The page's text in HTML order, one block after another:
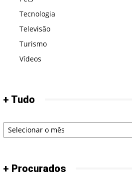
Tecnologia
Televisão
Turismo
Vídeos
+ Tudo
+
Tudo
+ Procurados